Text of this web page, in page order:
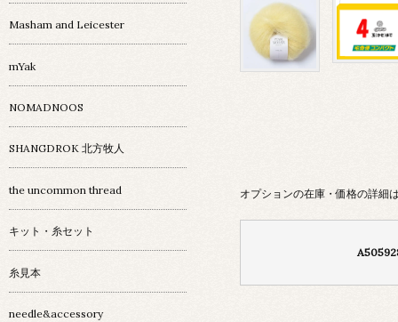
オプションの在庫・価格の詳細
Masham and Leicester
mYak
NOMADNOOS
SHANGDROK 北方牧人
the uncommon thread
キット・糸セット
糸見本
needle&accessory